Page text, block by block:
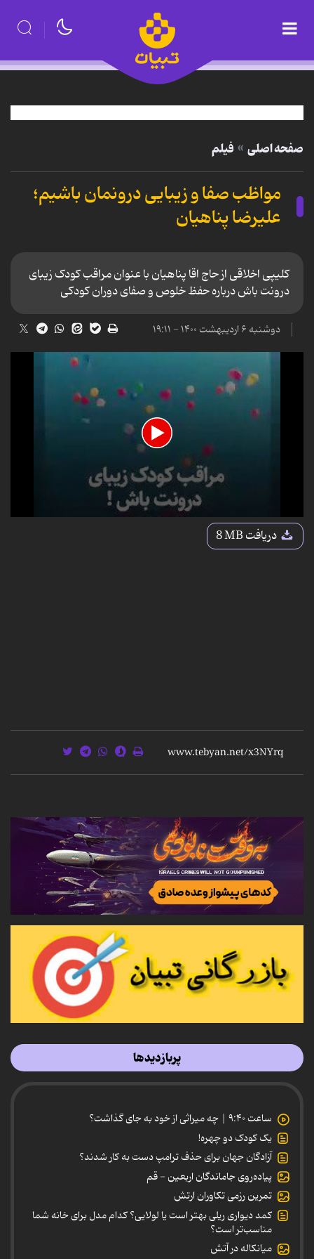
صفحه اصلی فیلم
مواظب صفا و زیبایی درونمان باشیم؛
علیرضا پناهیان
کلیپی اخلاقی از حاج اقا پناهیان با عنوان مراقب کودک زیبای
درونت باش درباره حفظ خلوص و صفای دوران کودکی
دوشنبه ۶ اردیبهشت ۱۴۰۰ - ۱۹:۱۱
0
دریافت8 MB
پربازدیدها
ساعت ۹:۴۰ | چه میراثی از خود به جای گذاشت؟
یک کودک دو چهره!
آزادگان جهان برای حذف ترامپ دست به کار شدند؟
پیاده‌روی جاماندگان اربعین - قم
تمرین رزمی تکاوران ارتش
کمد دیواری ریلی بهتر است یا لولایی؟ کدام مدل برای خانه شما
مناسب‌تر است؟
میانکاله در آتش